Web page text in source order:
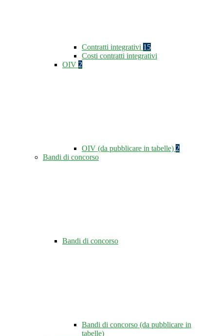
Contratti integrativi 15
Costi contratti integrativi
OIV 2
OIV (da pubblicare in tabelle) 2
Bandi di concorso
Bandi di concorso
Bandi di concorso (da pubblicare in
tabelle)